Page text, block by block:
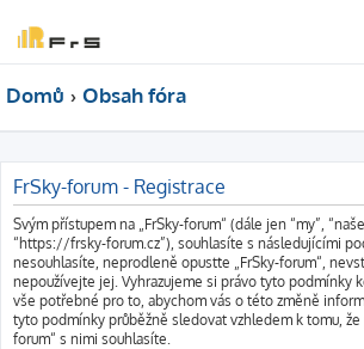
Domů Obsah fóra
FrSky-forum - Registrace
Svým přístupem na „FrSky-forum“ (dále jen “my”,
“https://frsky-forum.cz”), souhlasíte s následujícími
nesouhlasíte, neprodleně opusťte „FrSky-forum“,
nepoužívejte jej. Vyhrazujeme si právo tyto podmínky
vše potřebné pro to, abychom vás o této změně
tyto podmínky průběžně sledovat vzhledem k tomu, že
forum“ s nimi souhlasíte.